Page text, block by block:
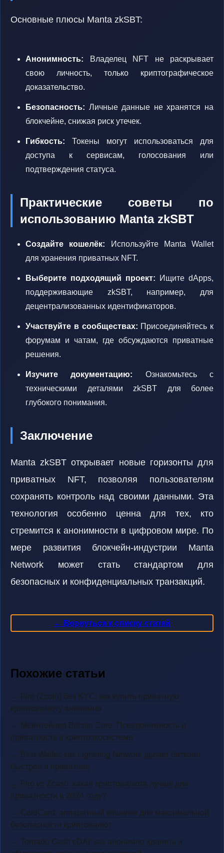
Основные плюсы Manta zkSBT:
Анонимность: Владелец NFT не раскрывает
свою личность, только криптографическое
доказательство.
Безопасность: Личные данные не хранятся на
блокчейне, снижая риск утечек.
Гибкость: Токены могут использоваться для
доступа к сервисам, голосования или
подтверждения статуса.
Практические советы по
использованию Manta zkSBT
Создайте кошелёк: Используйте Manta Wallet
для хранения приватных NFT.
Выберите подходящий проект: Ищите dApps,
поддерживающие zkSBT, например, для
децентрализованных идентификаторов.
Участвуйте в сообществах: Присоединяйтесь к
форумам и чатам, где обсуждаются приватные
решения.
Изучите документацию: Ознакомьтесь с
техническими деталями zkSBT для более
глубокого понимания.
Заключение
Manta zkSBT открывает новые горизонты для
приватных NFT, позволяя пользователям
сохранять контроль над своими данными. Эта
технология особенно ценна для тех, кто
стремится к анонимности в цифровом мире. По
мере развития блокчейн-индустрии Manta
Network может стать стандартом для
безопасных и конфиденциальных транзакций.
← Вернуться к списку статей
Похожие статьи
→ Firo (Zcoin) без KYC: как купить приватную
криптовалюту анонимно
→ Мейнтейнер Bitcoin Core: Псевдонимность и
приватность в криптоэкосистеме
→ Blixt Wallet: как Lightning Network делает биткоин
быстрее и приватнее
→ Firo vs Zcash: какая криптовалюта лучше для
приватности в 2024 году?
→ ColdCard: аппаратный кошелек для максимальной
безопасности криптовалют
→ Tornado Cash cDAI: как анонимно хранить и